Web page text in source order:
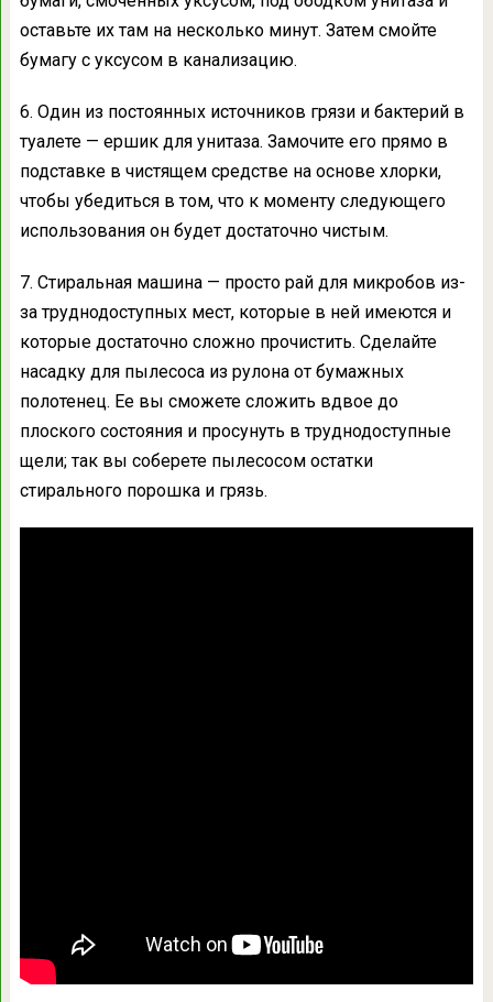
оставьте их там на несколько минут. Затем смойте
бумагу с уксусом в канализацию.
6. Один из постоянных источников грязи и бактерий в
туалете — ершик для унитаза. Замочите его прямо в
подставке в чистящем средстве на основе хлорки,
чтобы убедиться в том, что к моменту следующего
использования он будет достаточно чистым.
7. Стиральная машина — просто рай для микробов из-
за труднодоступных мест, которые в ней имеются и
которые достаточно сложно прочистить. Сделайте
насадку для пылесоса из рулона от бумажных
полотенец. Ее вы сможете сложить вдвое до
плоского состояния и просунуть в труднодоступные
щели; так вы соберете пылесосом остатки
стирального порошка и грязь.